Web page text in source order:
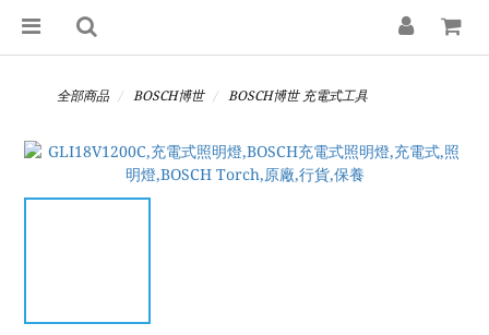
全部商品 BOSCH博世 BOSCH博世 充電式工具